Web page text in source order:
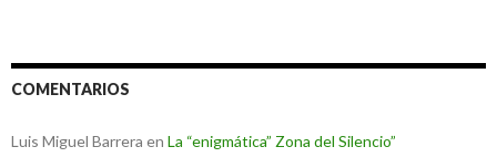
COMENTARIOS
Luis Miguel Barrera en La “enigmática” Zona del Silencio”